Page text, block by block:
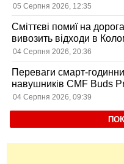
05 Серпня 2026, 12:35
Сміттєві помиї на
вивозить відходи в
04 Серпня 2026, 20:36
Переваги смарт-
навушників CMF Buds
користувачів
04 Серпня 2026, 09:39